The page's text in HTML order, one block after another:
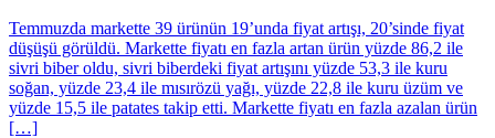
Temmuzda markette 39 ürünün 19’unda fiyat artışı, 20’sinde fiyat
düşüşü görüldü. Markette fiyatı en fazla artan ürün yüzde 86,2 ile
sivri biber oldu, sivri biberdeki fiyat artışını yüzde 53,3 ile kuru
soğan, yüzde 23,4 ile mısırözü yağı, yüzde 22,8 ile kuru üzüm ve
yüzde 15,5 ile patates takip etti. Markette fiyatı en fazla azalan ürün
[…]